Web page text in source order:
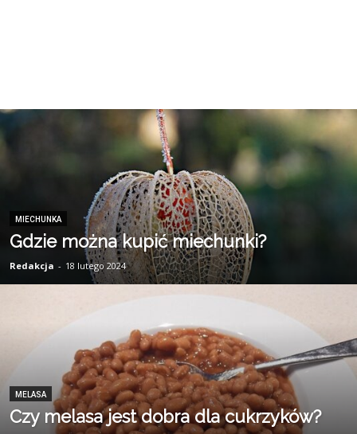
MIECHUNKA
Gdzie można kupić miechunki?
Redakcja - 18 lutego 2024
MELASA
Czy melasa jest dobra dla cukrzyków?